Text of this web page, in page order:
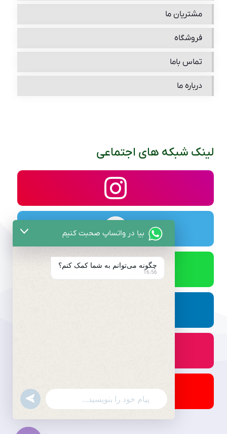
مشتریان ما
فروشگاه
تماس باما
درباره ما
لینک شبکه های اجتماعی
بیا در واتساپ صحبت کنیم
چگونه می‌توانم به شما کمک کنم؟
16:56
WhatsApp
Message
undefined